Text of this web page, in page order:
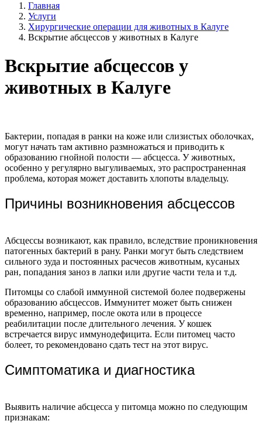
Главная
Услуги
Хирургические операции для животных в Калуге
Вскрытие абсцессов у животных в Калуге
Вскрытие абсцессов у
животных в Калуге
Бактерии, попадая в ранки на коже или слизистых оболочках,
могут начать там активно размножаться и приводить к
образованию гнойной полости — абсцесса. У животных,
особенно у регулярно выгуливаемых, это распространенная
проблема, которая может доставить хлопоты владельцу.
Причины возникновения абсцессов
Абсцессы возникают, как правило, вследствие проникновения
патогенных бактерий в рану. Ранки могут быть следствием
сильного зуда и постоянных расчесов животным, кусаных
ран, попадания заноз в лапки или другие части тела и т.д.
Питомцы со слабой иммунной системой более подвержены
образованию абсцессов. Иммунитет может быть снижен
временно, например, после окота или в процессе
реабилитации после длительного лечения. У кошек
встречается вирус иммунодефицита. Если питомец часто
болеет, то рекомендовано сдать тест на этот вирус.
Симптоматика и диагностика
Выявить наличие абсцесса у питомца можно по следующим
признакам: